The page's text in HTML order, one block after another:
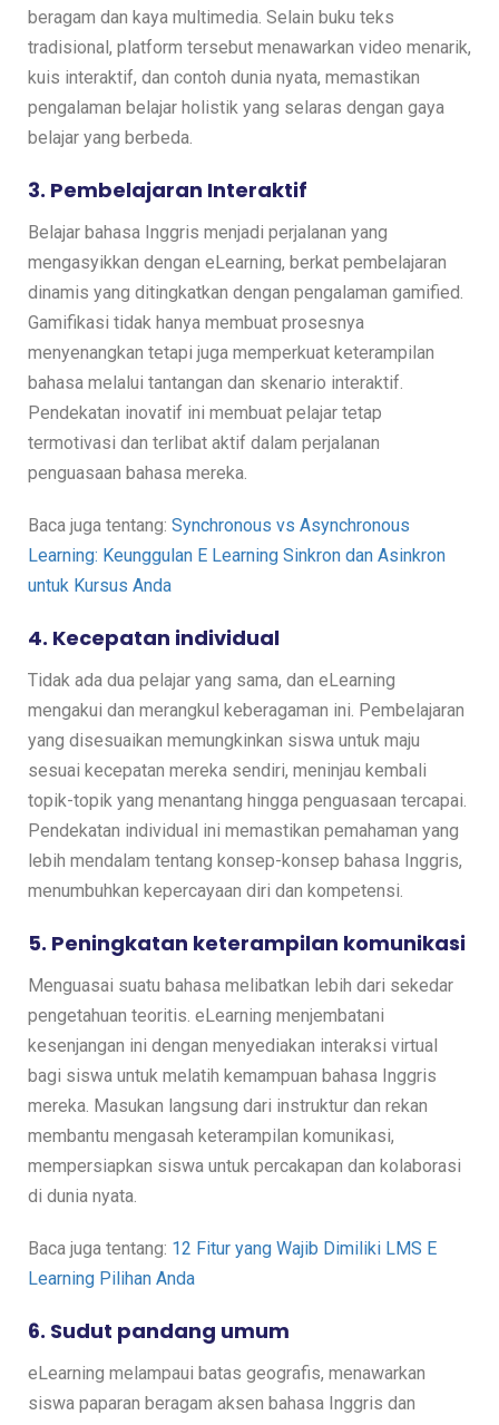
beragam dan kaya multimedia. Selain buku teks
tradisional, platform tersebut menawarkan video menarik,
kuis interaktif, dan contoh dunia nyata, memastikan
pengalaman belajar holistik yang selaras dengan gaya
belajar yang berbeda.
3. Pembelajaran Interaktif
Belajar bahasa Inggris menjadi perjalanan yang
mengasyikkan dengan eLearning, berkat pembelajaran
dinamis yang ditingkatkan dengan pengalaman gamified.
Gamifikasi tidak hanya membuat prosesnya
menyenangkan tetapi juga memperkuat keterampilan
bahasa melalui tantangan dan skenario interaktif.
Pendekatan inovatif ini membuat pelajar tetap
termotivasi dan terlibat aktif dalam perjalanan
penguasaan bahasa mereka.
Baca juga tentang: Synchronous vs Asynchronous
Learning: Keunggulan E Learning Sinkron dan Asinkron
untuk Kursus Anda
4. Kecepatan individual
Tidak ada dua pelajar yang sama, dan eLearning
mengakui dan merangkul keberagaman ini. Pembelajaran
yang disesuaikan memungkinkan siswa untuk maju
sesuai kecepatan mereka sendiri, meninjau kembali
topik-topik yang menantang hingga penguasaan tercapai.
Pendekatan individual ini memastikan pemahaman yang
lebih mendalam tentang konsep-konsep bahasa Inggris,
menumbuhkan kepercayaan diri dan kompetensi.
5. Peningkatan keterampilan komunikasi
Menguasai suatu bahasa melibatkan lebih dari sekedar
pengetahuan teoritis. eLearning menjembatani
kesenjangan ini dengan menyediakan interaksi virtual
bagi siswa untuk melatih kemampuan bahasa Inggris
mereka. Masukan langsung dari instruktur dan rekan
membantu mengasah keterampilan komunikasi,
mempersiapkan siswa untuk percakapan dan kolaborasi
di dunia nyata.
Baca juga tentang: 12 Fitur yang Wajib Dimiliki LMS E
Learning Pilihan Anda
6. Sudut pandang umum
eLearning melampaui batas geografis, menawarkan
siswa paparan beragam aksen bahasa Inggris dan